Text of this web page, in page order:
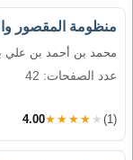
منظومة المقصور
محمد بن أحمد بن علي
عدد الصفحات: 42
4.00★★★★★ (1)